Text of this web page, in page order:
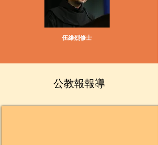
伍維烈修士
​公教報報導